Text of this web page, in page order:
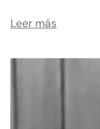
Leer más